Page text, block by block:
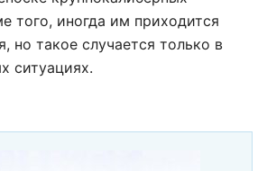
того, иногда им приходится
но такое случается только в
ситуациях.